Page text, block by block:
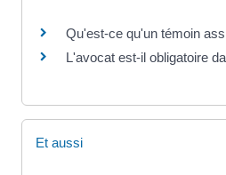
Qu'est-ce qu'un témoin
L'avocat est-il obligatoire
Et aussi